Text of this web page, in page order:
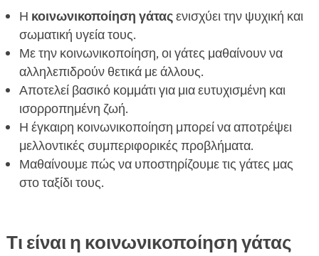
Το περιβάλλον της γάτας και η κοινωνικοποίηση
 Κοινωνικοποίηση γάτας σε εξωτερικούς
χώρους
 Πώς να αναγνωρίσετε την επιτυχημένη
κοινωνικοποίηση
 Συμπέρασμα
FAQ
Η κοινωνικοποίηση γάταςενισχύει την ψυχική και
σωματική υγεία τους.
Με την κοινωνικοποίηση, οι γάτες μαθαίνουν να
αλληλεπιδρούν θετικά με άλλους.
Αποτελεί βασικό κομμάτι για μια ευτυχισμένη και
ισορροπημένη ζωή.
Η έγκαιρη κοινωνικοποίηση μπορεί να αποτρέψει
μελλοντικές συμπεριφορικές προβλήματα.
Μαθαίνουμε πώς να υποστηρίζουμε τις γάτες μας
στο ταξίδι τους.
Τι είναι η κοινωνικοποίηση γάτας